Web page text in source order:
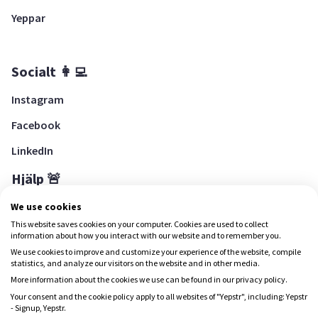
Yeppar
Socialt 👩‍💻
Instagram
Facebook
LinkedIn
Hjälp 🚨
Hjälpcenter
Ladda ned Yepstr
Ladda ned Yepstr
We use cookies
This website saves cookies on your computer. Cookies are used to collect
information about how you interact with our website and to remember you.
We use cookies to improve and customize your experience of the website, compile
statistics, and analyze our visitors on the website and in other media.
More information about the cookies we use can be found in our privacy policy.
Your consent and the cookie policy apply to all websites of "Yepstr", including: Yepstr
- Signup, Yepstr.